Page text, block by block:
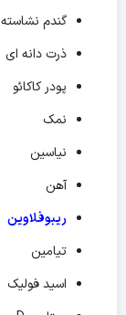
گندم نشاسته
ذرت دانه ای
پودر کاکائو
نمک
نیاسین
آهن
ریبوفلاوین
تیامین
اسید فولیک